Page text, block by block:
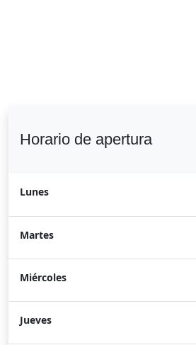
Horario de apertura
Lunes
Martes
Miércoles
Jueves